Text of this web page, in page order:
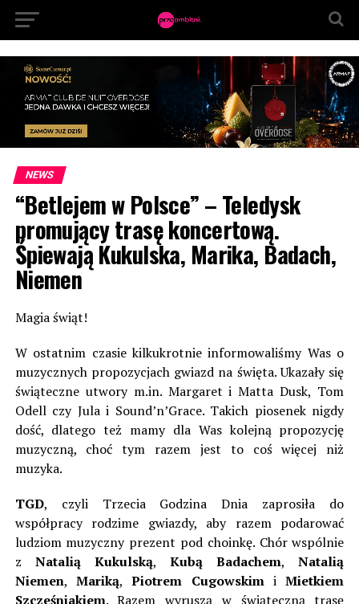
NEWS
“Betlejem w Polsce” – Teledysk
promujący trasę koncertową.
Śpiewają Kukulska, Marika, Badach,
Niemen
Magia świąt!
W ostatnim czasie kilkukrotnie informowaliśmy Was o
muzycznych propozycjach gwiazd na święta. Ukazały się
świąteczne utwory m.in. Margaret i Matta Dusk, Tom
Odell czy Jula i Sound’n’Grace. Takich piosenek nigdy
dość, dlatego też mamy dla Was kolejną propozycję
muzyczną, choć tym razem jest to coś więcej niż
muzyka.
TGD, czyli Trzecia Godzina Dnia zaprosiła do
współpracy rodzime gwiazdy, aby razem podarować
ludziom muzyczny prezent pod choinkę. Chór wspólnie
z Natalią Kukulską,Kubą Badachem,Natalią
Niemen, Mariką,Piotrem CugowskimiMietkiem
Szcześniakiem. Razem wyruszą w świąteczną trasę